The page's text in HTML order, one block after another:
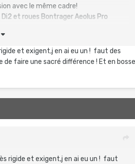
avec le même cadre!
et roues Bontrager Aeolus Pro
et roues Bontrager Aeolus Elite 35)
bosses voir montagne comme j'habite
et plaine?
!
et exigent,j en ai eu un ! faut des
de faire une sacré différence ! Et en
rigide et exigent,j en ai eu un ! faut